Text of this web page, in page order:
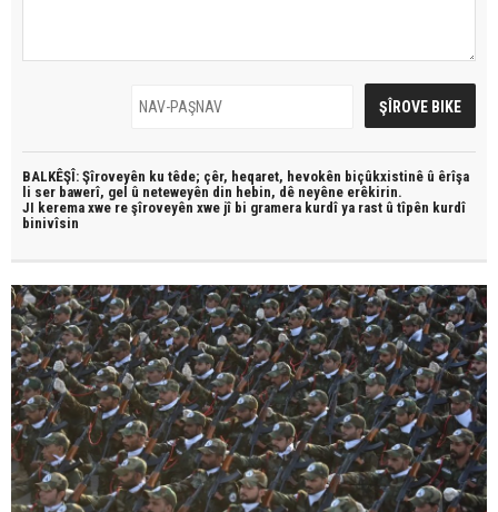
BALKÊŞÎ: Şîroveyên ku têde; çêr, heqaret, hevokên biçûkxistinê û êrîşa
li ser bawerî, gel û neteweyên din hebin, dê neyêne erêkirin.
JI kerema xwe re şîroveyên xwe jî bi gramera kurdî ya rast û tîpên kurdî
binivîsin